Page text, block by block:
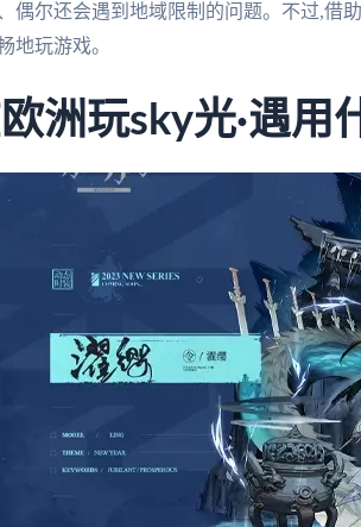
偶尔还会遇到地域限制的问题。不过,借
地玩游戏。
洲玩sky光·遇用